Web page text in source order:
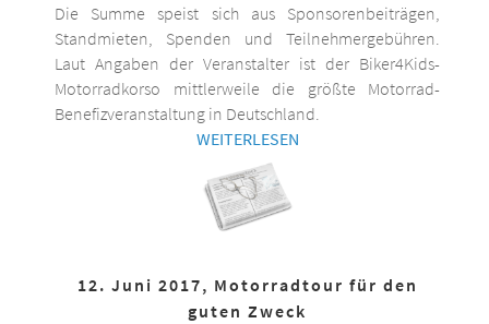
Die Summe speist sich aus Sponsorenbeiträgen,
Standmieten, Spenden und Teilnehmergebühren.
Laut Angaben der Veranstalter ist der Biker4Kids-
Motorradkorso mittlerweile die größte Motorrad-
Benefizveranstaltung in Deutschland.
WEITERLESEN
12. Juni 2017, Motorradtour für den
guten Zweck